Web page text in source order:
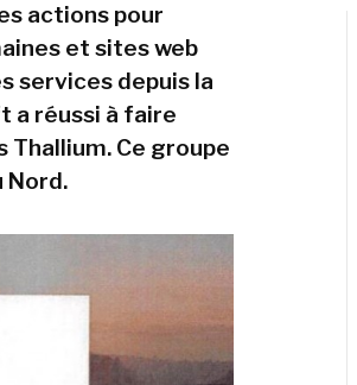
actions pour
et sites web
services depuis la
a réussi à faire
Ce groupe
Nord.